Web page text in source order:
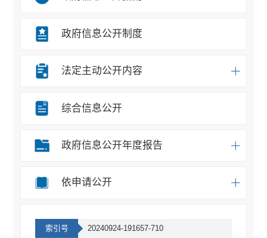
政府信息公开制度
法定主动公开内容
综合信息公开
政府信息公开年度报告
依申请公开
索引号 20240924-191657-710